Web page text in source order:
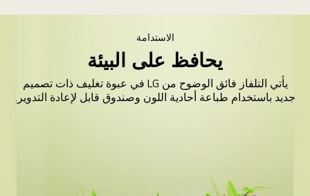
الاستدامة
يحافظ على البيئة
يأتي التلفاز فائق الوضوح من LG في عبوة تغليف ذات تصميم
جديد باستخدام طباعة أحادية اللون وصندوق قابل لإعادة التدوير.